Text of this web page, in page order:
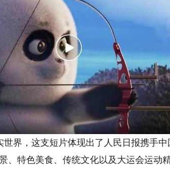
，这支短片体现出了人民日报携手中
、特色美食、传统文化以及大运会运动